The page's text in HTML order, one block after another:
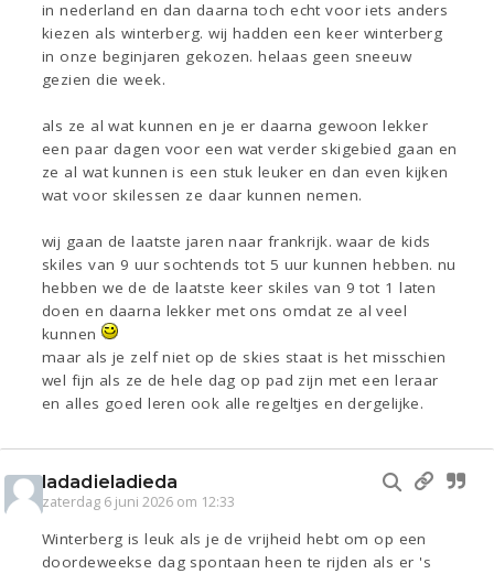
in nederland en dan daarna toch echt voor iets anders
kiezen als winterberg. wij hadden een keer winterberg
in onze beginjaren gekozen. helaas geen sneeuw
gezien die week.
als ze al wat kunnen en je er daarna gewoon lekker
een paar dagen voor een wat verder skigebied gaan en
ze al wat kunnen is een stuk leuker en dan even kijken
wat voor skilessen ze daar kunnen nemen.
wij gaan de laatste jaren naar frankrijk. waar de kids
skiles van 9 uur sochtends tot 5 uur kunnen hebben. nu
hebben we de de laatste keer skiles van 9 tot 1 laten
doen en daarna lekker met ons omdat ze al veel
kunnen
maar als je zelf niet op de skies staat is het misschien
wel fijn als ze de hele dag op pad zijn met een leraar
en alles goed leren ook alle regeltjes en dergelijke.
ladadieladieda
zaterdag 6 juni 2026 om 12:33
Winterberg is leuk als je de vrijheid hebt om op een
doordeweekse dag spontaan heen te rijden als er 's